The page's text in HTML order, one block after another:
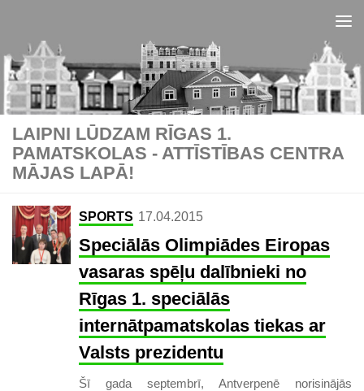
LAIPNI LŪDZAM RĪGAS 1.
PAMATSKOLAS - ATTĪSTĪBAS CENTRA
MĀJAS LAPĀ!
SPORTS 17.04.2015
Speciālās Olimpiādes Eiropas
vasaras spēļu dalībnieki no
Rīgas 1. speciālās
internātpamatskolas tiekas ar
Valsts prezidentu
Šī gada septembrī, Antverpenē norisinājās